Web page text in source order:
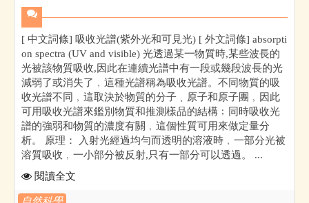
[ 中文詞條] 吸收光譜(紫外光和可見光) [ 外文詞條] absorpti
on spectra (UV and visible) 光透過某一物質時,某些波長的
光被該物質吸收,因此在連續光譜中有一段或幾段波長的光
減弱了或消失了﹐這種光譜稱為吸收光譜。不同物質的吸
收光譜不同﹐這取決於物質的分子﹑原子和原子團﹐因此
可用吸收光譜來鑑別物質和推測樣品的結構﹔同時吸收光
譜的強弱和物質的濃度有關﹐這個性質可用來做定量分
析。 原理： 入射光經過均勻而透明的溶液時﹐一部分光被
溶質吸收﹐一小部分被反射,只有一部分可以透過。 ...
閱讀全文
自然科學